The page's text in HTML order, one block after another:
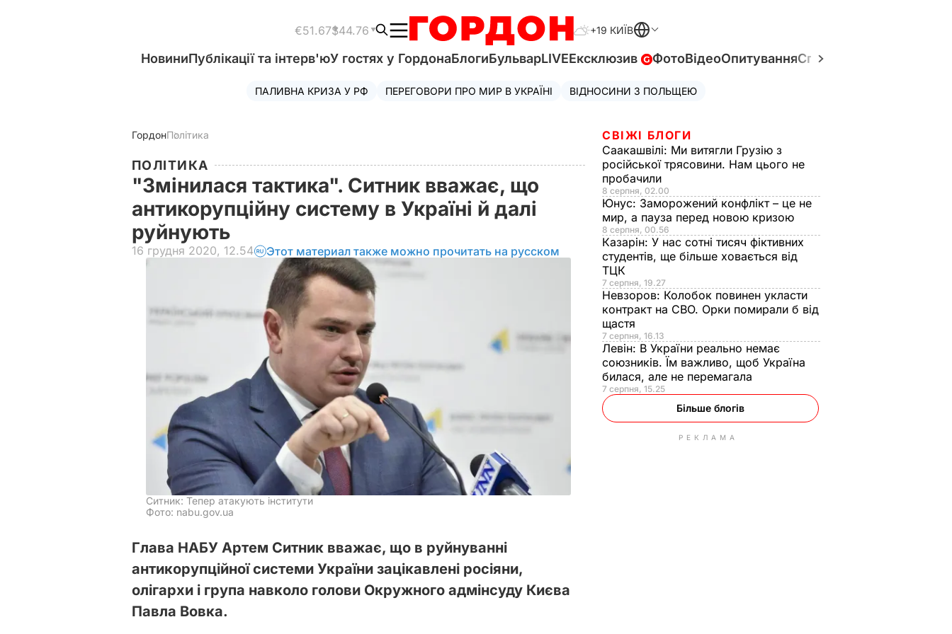
€51.67$44.76 +19 КИЇВ
НовиниПублікації та інтерв'юУ гостях у ГордонаБлогиБульварLIVEЕксклюзив ФотоВідеоОпитуванняСпецпроєкти
ПАЛИВНА КРИЗА У РФ ПЕРЕГОВОРИ ПРО МИР В УКРАЇНІ ВІДНОСИНИ З ПОЛЬЩЕЮ
ГордонПолітика
ПОЛІТИКА
"Змінилася тактика". Ситник вважає, що
антикорупційну систему в Україні й далі
руйнують
16 грудня 2020, 12.54 Этот материал также можно прочитать на русском
Ситник: Тепер атакують інститути
Фото: nabu.gov.ua
Глава НАБУ Артем Ситник вважає, що в руйнуванні
антикорупційної системи України зацікавлені росіяни,
олігархи і група навколо голови Окружного адмінсуду Києва
Павла Вовка.
СВІЖІ БЛОГИ
Саакашвілі: Ми витягли Грузію з
російської трясовини. Нам цього не
пробачили
8 серпня, 02.00
Юнус: Заморожений конфлікт – це не
мир, а пауза перед новою кризою
8 серпня, 00.56
Казарін: У нас сотні тисяч фіктивних
студентів, ще більше ховається від
ТЦК
7 серпня, 19.27
Невзоров: Колобок повинен укласти
контракт на СВО. Орки помирали б від
щастя
7 серпня, 16.13
Левін: В України реально немає
союзників. Їм важливо, щоб Україна
билася, але не перемагала
7 серпня, 15.25
Більше блогів
РЕКЛАМА